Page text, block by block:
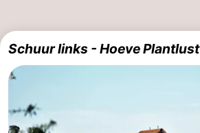
Schuur links - Hoeve Plantlust